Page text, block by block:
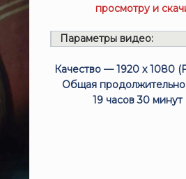
просмотру и
Параметры видео:
Качество — 1920 x 1080
Общая
19 часов 30 минут